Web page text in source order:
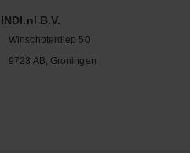
INDI.nl B.V.
Winschoterdiep 50
9723 AB, Groningen